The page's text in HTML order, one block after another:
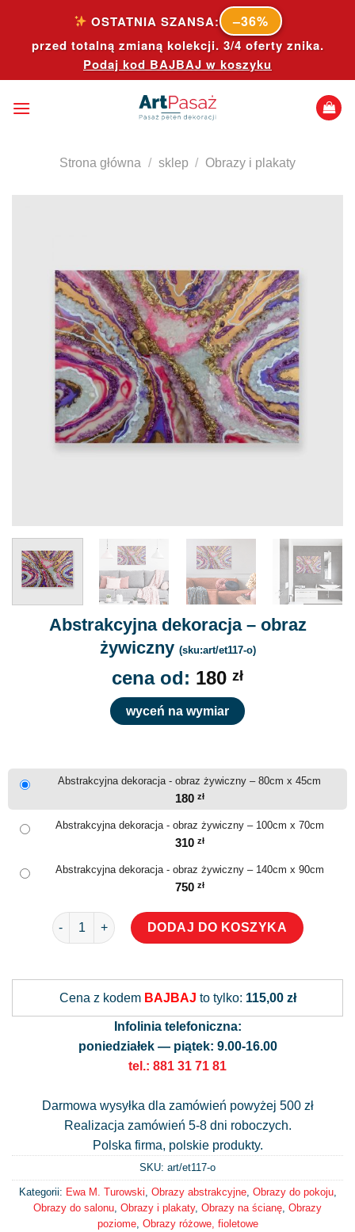
content
OSTATNIA SZANSA: –36%
przed totalną zmianą kolekcji. 3/4 oferty znika.
Podaj kod BAJBAJ w koszyku
Strona główna / sklep / Obrazy i plakaty
Abstrakcyjna dekoracja – obraz
żywiczny (sku:art/et117-o)
cena od: 180 zł
wyceń na wymiar
Abstrakcyjna dekoracja - obraz żywiczny – 80cm x 45cm
180 zł
Abstrakcyjna dekoracja - obraz żywiczny – 100cm x 70cm
310 zł
Abstrakcyjna dekoracja - obraz żywiczny – 140cm x 90cm
750 zł
ilość Abstrakcyjna dekoracja - obraz żywiczny
DODAJ DO KOSZYKA
Cena z kodem BAJBAJ to tylko: 115,00 zł
Infolinia telefoniczna:
poniedziałek — piątek: 9.00-16.00
tel.: 881 31 71 81
Darmowa wysyłka dla zamówień powyżej 500 zł
Realizacja zamówień 5-8 dni roboczych.
Polska firma, polskie produkty.
SKU: art/et117-o
Kategorii: Ewa M. Turowski Obrazy abstrakcyjne, Obrazy do pokoju,
Obrazy do salonu Obrazy i plakaty, Obrazy na ścianę Obrazy
poziome, Obrazy różowe, fioletowe